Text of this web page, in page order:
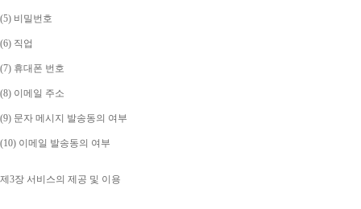
(5) 비밀번호
(6) 직업
(7) 휴대폰 번호
(8) 이메일 주소
(9) 문자 메시지 발송동의 여부
(10) 이메일 발송동의 여부
제 3장 서비스의 제공 및 이용